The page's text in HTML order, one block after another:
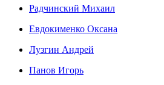
Радчинский Михаил
Евдокименко Оксана
Лузгин Андрей
Панов Игорь